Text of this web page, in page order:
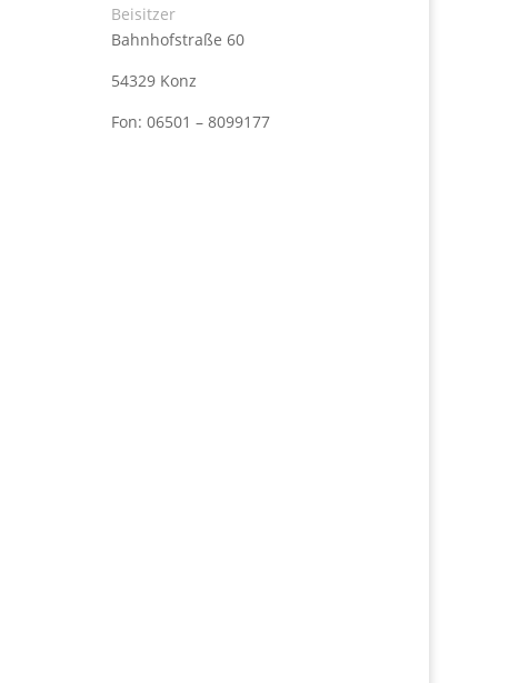
Beisitzer
Bahnhofstraße 60
54329 Konz
Fon: 06501 – 8099177